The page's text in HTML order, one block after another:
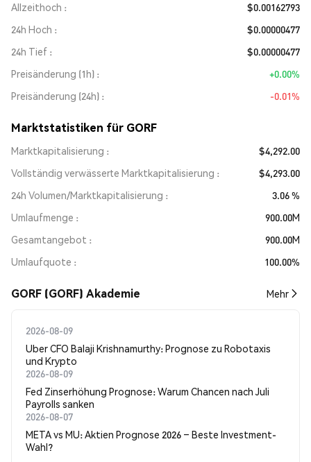
Allzeithoch
$0.00162793
24h Hoch
$0.00000477
24h Tief
$0.00000477
Preisänderung (1h)
+0.00%
Preisänderung (24h)
-0.01%
Marktstatistiken für GORF
Marktkapitalisierung
$4,292.00
Vollständig verwässerte Marktkapitalisierung
$4,293.00
24h Volumen/Marktkapitalisierung
3.06 %
Umlaufmenge
900.00M
Gesamtangebot
900.00M
Umlaufquote
100.00%
GORF (GORF) Akademie Mehr
2026-08-09
Uber CFO Balaji Krishnamurthy: Prognose zu Robotaxis
und Krypto
2026-08-09
Fed Zinserhöhung Prognose: Warum Chancen nach Juli
Payrolls sanken
2026-08-07
META vs MU: Aktien Prognose 2026 – Beste Investment-
Wahl?